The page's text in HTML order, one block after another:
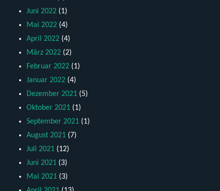
Juni 2022 (1)
Mai 2022 (4)
April 2022 (4)
März 2022 (2)
Februar 2022 (1)
Januar 2022 (4)
Dezember 2021 (5)
Oktober 2021 (1)
September 2021 (1)
August 2021 (7)
Juli 2021 (12)
Juni 2021 (3)
Mai 2021 (3)